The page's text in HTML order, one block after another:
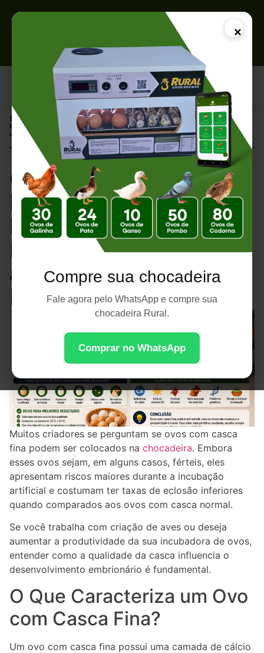
×
Compre sua chocadeira
Fale agora pelo WhatsApp e compre sua
chocadeira Rural.
Comprar no WhatsApp
Página Inicial |
Ovos com Casca Fina Podem Ser Incubados? Descubra os Riscos e
as Chances de Eclosão
Ovos com Casca Fina
Podem Ser
Incubados?
Descubra os Riscos e
as Chances de
Eclosão
Muitos criadores se perguntam se ovos com casca
fina podem ser colocados na chocadeira. Embora
esses ovos sejam, em alguns casos, férteis, eles
apresentam riscos maiores durante a incubação
artificial e costumam ter taxas de eclosão inferiores
quando comparados aos ovos com casca normal.
Se você trabalha com criação de aves ou deseja
aumentar a produtividade da sua incubadora de ovos,
entender como a qualidade da casca influencia o
desenvolvimento embrionário é fundamental.
O Que Caracteriza um Ovo
com Casca Fina?
Um ovo com casca fina possui uma camada de cálcio